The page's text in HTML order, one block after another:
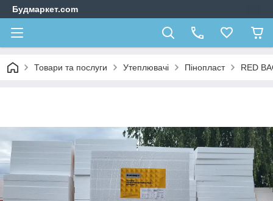
Будмаркет.com
Товари та послуги Утеплювачі Пінопласт RED